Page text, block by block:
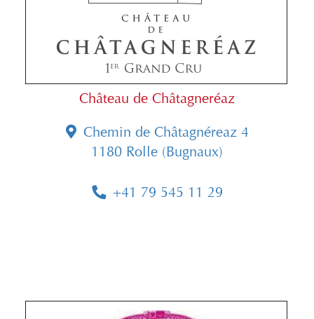
Château de Châtagneréaz
Chemin de Châtagnéreaz 4
1180 Rolle (Bugnaux)
+41 79 545 11 29